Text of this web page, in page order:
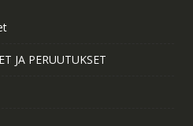
JA PERUUTUKSET